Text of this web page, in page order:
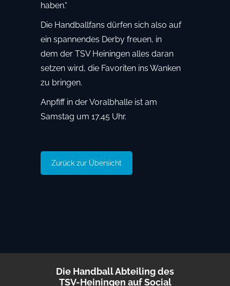
haben.“
Die Handballfans dürfen sich also auf
ein spannendes Derby freuen, in
dem der TSV Heiningen alles daran
setzen wird, die Favoriten ins Wanken
zu bringen.
Anpfiff in der Voralbhalle ist am
Samstag um 17.45 Uhr.
Zurück zur Übersicht
Die Handball Abteiling des
TSV-Heiningen auf Social